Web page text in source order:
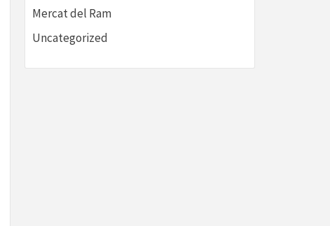
Mercat del Ram
Uncategorized